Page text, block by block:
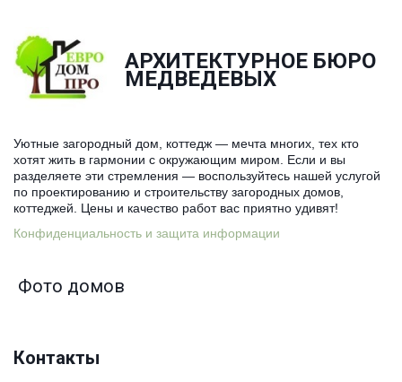
АРХИТЕКТУРНОЕ БЮРО
­МЕДВЕДЕВЫХ
Уютные загородный дом, коттедж — мечта многих, тех кто
хотят жить в гармонии с окружающим миром. Если и вы
разделяете эти стремления — воспользуйтесь нашей услугой
по проектированию и строительству загородных домов,
коттеджей. Цены и качество работ вас приятно удивят!
Конфиденциальность и защита информации
Фото домов
Контакты